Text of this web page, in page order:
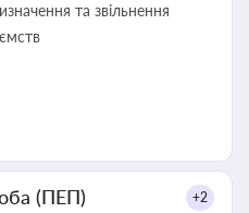
та звільнення
(ПЕП) +2